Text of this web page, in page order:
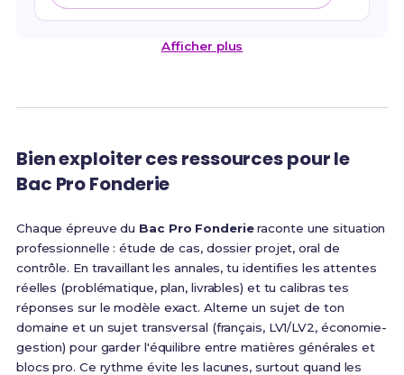
Afficher plus
Bien exploiter ces ressources pour le
Bac Pro Fonderie
Chaque épreuve du Bac Pro Fonderieraconte une situation
professionnelle : étude de cas, dossier projet, oral de
contrôle. En travaillant les annales, tu identifies les attentes
réelles (problématique, plan, livrables) et tu calibras tes
réponses sur le modèle exact. Alterne un sujet de ton
domaine et un sujet transversal (français, LV1/LV2, économie-
gestion) pour garder l'équilibre entre matières générales et
blocs pro. Ce rythme évite les lacunes, surtout quand les